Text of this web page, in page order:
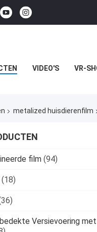
VIDEO'S VR-
metalized huisdierenfilm
film (94)
(18)
Versievoering met